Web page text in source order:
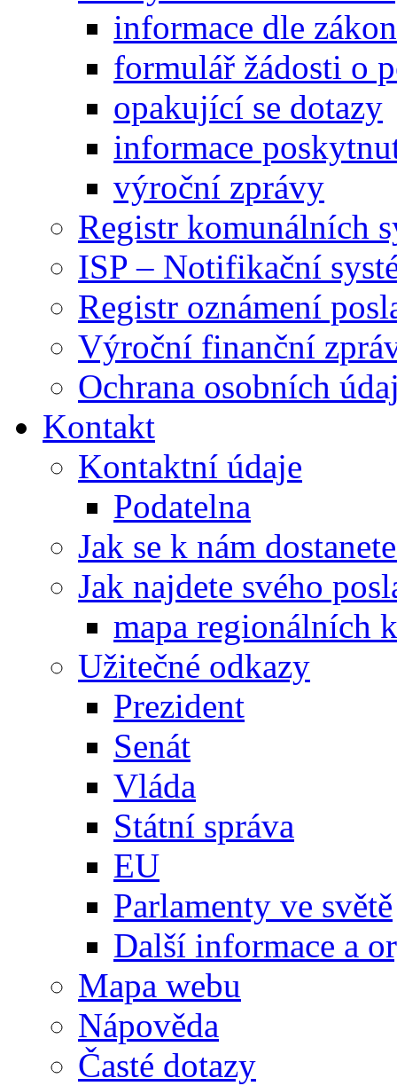
informace dle
formulář žádosti o
opakující se dotazy
informace
výroční zprávy
Registr komunálních
ISP – Notifikační
Registr oznámení
Výroční finanční
Ochrana osobních
Kontakt
Kontaktní údaje
Podatelna
Jak se k nám
Jak najdete svého
mapa regionálních
Užitečné odkazy
Prezident
Senát
Vláda
Státní správa
EU
Parlamenty ve světě
Další informace a
Mapa webu
Nápověda
Časté dotazy